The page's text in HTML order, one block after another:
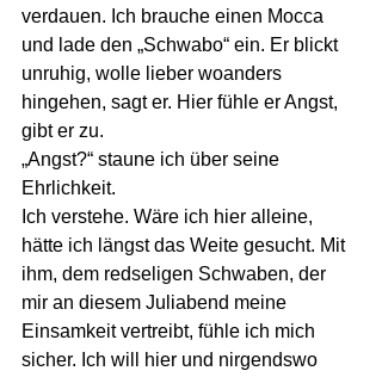
verdauen. Ich brauche einen Mocca
und lade den „Schwabo“ ein. Er blickt
unruhig, wolle lieber woanders
hingehen, sagt er. Hier fühle er Angst,
gibt er zu.
„Angst?“ staune ich über seine
Ehrlichkeit.
Ich verstehe. Wäre ich hier alleine,
hätte ich längst das Weite gesucht. Mit
ihm, dem redseligen Schwaben, der
mir an diesem Juliabend meine
Einsamkeit vertreibt, fühle ich mich
sicher. Ich will hier und nirgendswo